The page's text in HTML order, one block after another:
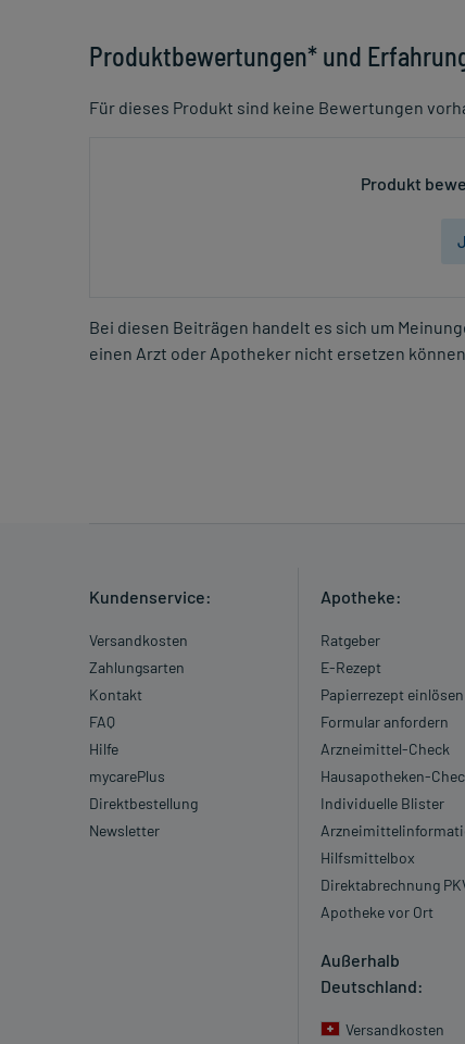
Produktbewertungen* und
Für dieses Produkt sind keine Bewertungen
Produkt
Bei diesen Beiträgen handelt es sich um
einen Arzt oder Apotheker nicht ersetzen können.
Kundenservice:
Versandkosten
Zahlungsarten
Kontakt
FAQ
Hilfe
mycarePlus
Direktbestellung
Newsletter
Apotheke:
Ratgeber
E-Rezept
Papierrezept einlösen
Formular anfordern
Arzneimittel-Check
Hausapotheken-
Individuelle Blister
Hilfsmittelbox
Direktabrechnung
Apotheke vor Ort
Außerhalb
Deutschland:
Versandkosten